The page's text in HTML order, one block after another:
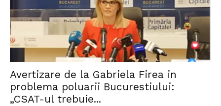
Avertizare de la Gabriela Firea in
problema poluarii Bucurestiului:
„CSAT-ul trebuie...